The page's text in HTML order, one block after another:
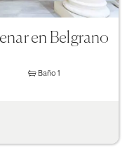
en Belgrano
Baño 1